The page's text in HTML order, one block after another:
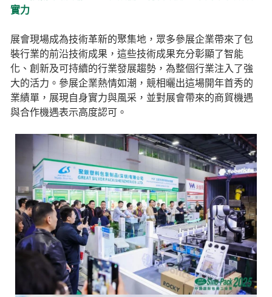
實力
展會現場成為技術革新的聚集地，眾多參展企業帶來了包
裝行業的前沿技術成果，這些技術成果充分彰顯了智能
化、創新及可持續的行業發展趨勢，為整個行業注入了強
大的活力。參展企業熱情如潮，競相曬出這場開年首秀的
業績單，展現自身實力與風采，並對展會帶來的商貿機遇
與合作機遇表示高度認可。